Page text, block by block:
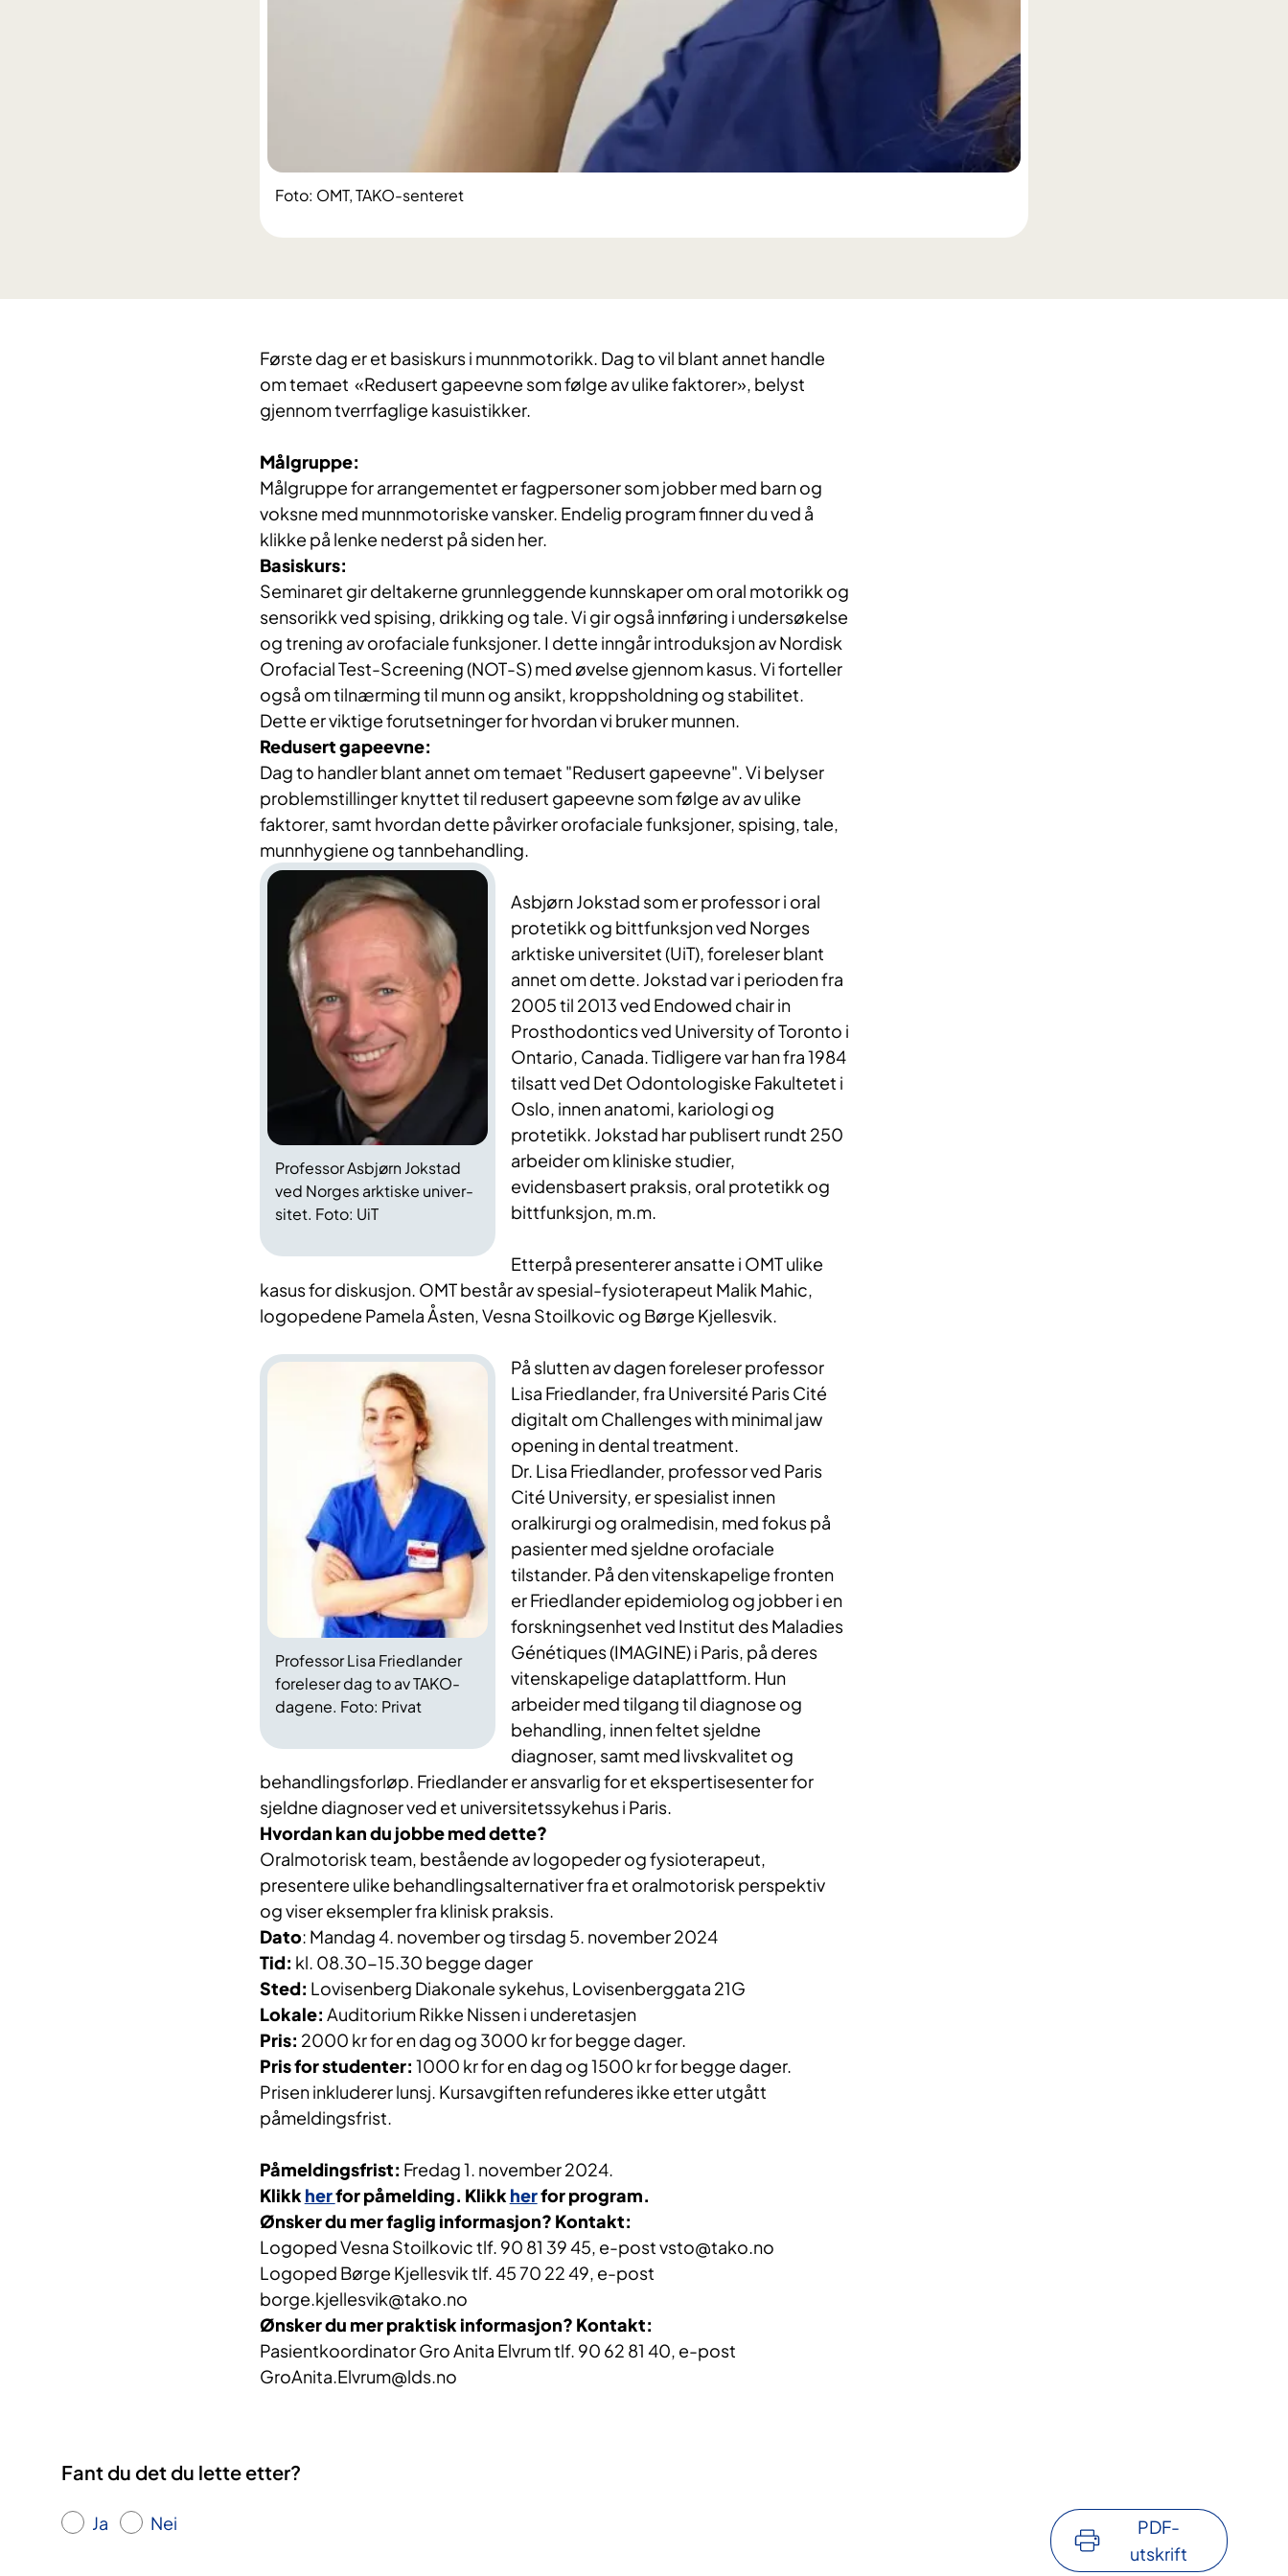
Foto: OMT, TAKO-senteret
Første dag er et basiskurs i munnmotorikk. Dag to vil blant annet handle
om temaet «Redusert gapeevne som følge av ulike faktorer», belyst
gjennom tverrfaglige kasuistikker.
Målgruppe:
Målgruppe for arrangementet er fagpersoner som jobber med barn og
voksne med munnmotoriske vansker. Endelig program finner du ved å
klikke på lenke nederst på siden her.
Basiskurs:
Seminaret gir deltakerne grunnleggende kunnskaper om oral motorikk og
sensorikk ved spising, drikking og tale. Vi gir også innføring i undersøkelse
og trening av orofaciale funksjoner. I dette inngår introduksjon av Nordisk
Orofacial Test-Screening (NOT-S) med øvelse gjennom kasus. Vi forteller
også om tilnærming til munn og ansikt, kroppsholdning og stabilitet.
Dette er viktige forutsetninger for hvordan vi bruker munnen.
Redusert gapeevne:
Dag to handler blant annet om temaet "Redusert gapeevne". Vi belyser
problemstillinger knyttet til redusert gapeevne som følge av av ulike
faktorer, samt hvordan dette påvirker orofaciale funksjoner, spising, tale,
munnhygiene og tannbehandling.
Professor Asbjørn Jokstad
ved Norges arktiske univer-
sitet. Foto: UiT
Asbjørn Jokstad som er professor i oral
protetikk og bittfunksjon ved Norges
arktiske universitet (UiT), foreleser blant
annet om dette. Jokstad var i perioden fra
2005 til 2013 ved Endowed chair in
Prosthodontics ved University of Toronto i
Ontario, Canada. Tidligere var han fra 1984
tilsatt ved Det Odontologiske Fakultetet i
Oslo, innen anatomi, kariologi og
protetikk. Jokstad har publisert rundt 250
arbeider om kliniske studier,
evidensbasert praksis, oral protetikk og
bittfunksjon, m.m.
Etterpå presenterer ansatte i OMT ulike
kasus for diskusjon. OMT består av spesial-fysioterapeut Malik Mahic,
logopedene Pamela Åsten, Vesna Stoilkovic og Børge Kjellesvik.
Professor Lisa Friedlander
foreleser dag to av TAKO-
dagene. Foto: Privat
På slutten av dagen foreleser professor
Lisa Friedlander, fra Université Paris Cité
digitalt om Challenges with minimal jaw
opening in dental treatment.
Dr. Lisa Friedlander, professor ved Paris
Cité University, er spesialist innen
oralkirurgi og oralmedisin, med fokus på
pasienter med sjeldne orofaciale
tilstander. På den vitenskapelige fronten
er Friedlander epidemiolog og jobber i en
forskningsenhet ved Institut des Maladies
Génétiques (IMAGINE) i Paris, på deres
vitenskapelige dataplattform. Hun
arbeider med tilgang til diagnose og
behandling, innen feltet sjeldne
diagnoser, samt med livskvalitet og
behandlingsforløp. Friedlander er ansvarlig for et ekspertisesenter for
sjeldne diagnoser ved et universitetssykehus i Paris.
Hvordan kan du jobbe med dette?
Oralmotorisk team, bestående av logopeder og fysioterapeut,
presentere ulike behandlingsalternativer fra et oralmotorisk perspektiv
og viser eksempler fra klinisk praksis.
Dato: Mandag 4. november og tirsdag 5. november 2024
Tid: kl. 08.30-15.30 begge dager
Sted: Lovisenberg Diakonale sykehus, Lovisenberggata 21G
Lokale: Auditorium Rikke Nissen i underetasjen
Pris: 2000 kr for en dag og 3000 kr for begge dager.
Pris for studenter: 1000 kr for en dag og 1500 kr for begge dager.
Prisen inkluderer lunsj. Kursavgiften refunderes ikke etter utgått
påmeldingsfrist.
Påmeldingsfrist: Fredag 1. november 2024.
Klikk herfor påmelding. Klikk herfor program.
Ønsker du mer faglig informasjon? Kontakt:
Logoped Vesna Stoilkovic tlf. 90 81 39 45, e-post vsto@tako.no
Logoped Børge Kjellesvik tlf. 45 70 22 49, e-post
borge.kjellesvik@tako.no
Ønsker du mer praktisk informasjon? Kontakt:
Pasientkoordinator Gro Anita Elvrum tlf. 90 62 81 40, e-post
GroAnita.Elvrum@lds.no
Fant du det du lette etter?
Ja Nei
PDF-
utskrift